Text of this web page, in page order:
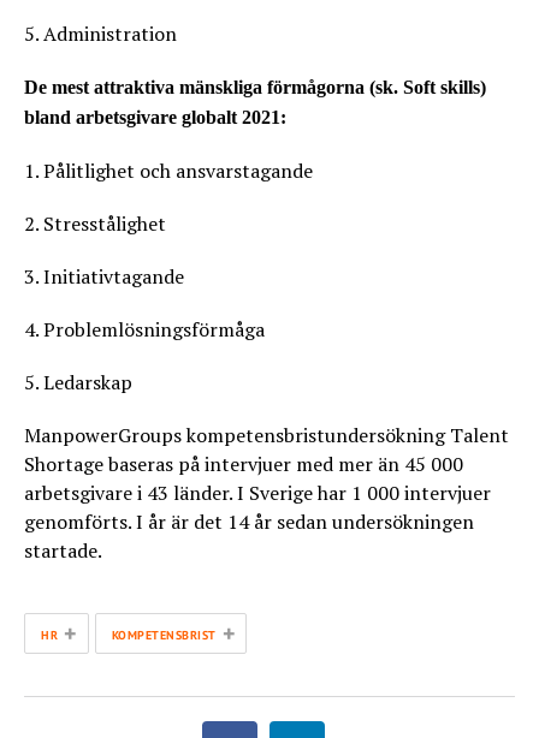
5. Administration
De mest attraktiva mänskliga förmågorna (sk. Soft skills)
bland arbetsgivare globalt 2021:
1. Pålitlighet och ansvarstagande
2. Stresstålighet
3. Initiativtagande
4. Problemlösningsförmåga
5. Ledarskap
ManpowerGroups kompetensbristundersökning Talent
Shortage baseras på intervjuer med mer än 45 000
arbetsgivare i 43 länder. I Sverige har 1 000 intervjuer
genomförts. I år är det 14 år sedan undersökningen
startade.
HR + KOMPETENSBRIST +